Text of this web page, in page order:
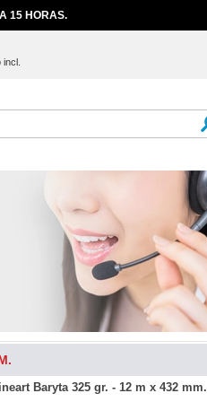
15 HORAS.
Baryta 325 gr. - 12 m x 432 mm.